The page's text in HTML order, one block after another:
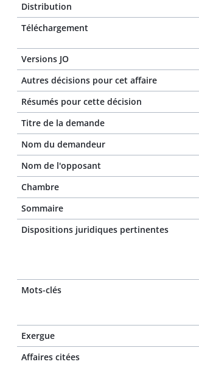
Distribution
Téléchargement
Versions JO
Autres décisions pour cet affaire
Résumés pour cette décision
Titre de la demande
Nom du demandeur
Nom de l'opposant
Chambre
Sommaire
Dispositions juridiques pertinentes
Mots-clés
Exergue
Affaires citées